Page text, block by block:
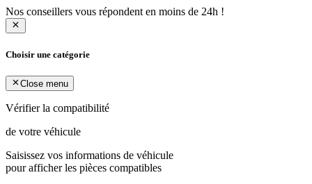
Nos conseillers vous répondent en moins de 24h !
Choisir une catégorie
Close menu
Vérifier la compatibilité
de votre véhicule
Saisissez vos informations de véhicule
pour afficher les pièces compatibles